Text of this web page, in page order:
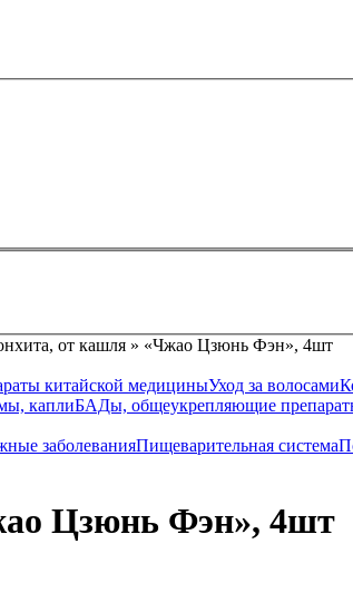
от кашля » «Чжао Цзюнь Фэн», 4шт
китайской медициныУход за волосами
каплиБАДы, общеукрепляющие
заболеванияПищеварительная система
Цзюнь Фэн», 4шт